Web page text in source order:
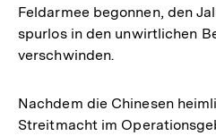
Feldarmee begonnen, den
spurlos in den unwirtlichen
verschwinden.
Nachdem die Chinesen
Streitmacht im